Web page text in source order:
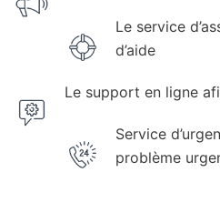
Le service
d’aide
Le support en ligne
Service
problème